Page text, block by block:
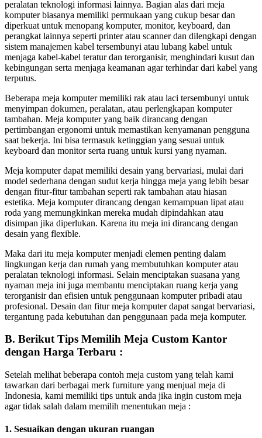
peralatan teknologi informasi lainnya. Bagian alas dari meja
komputer biasanya memiliki permukaan yang cukup besar dan
diperkuat untuk menopang komputer, monitor, keyboard, dan
perangkat lainnya seperti printer atau scanner dan dilengkapi dengan
sistem manajemen kabel tersembunyi atau lubang kabel untuk
menjaga kabel-kabel teratur dan terorganisir, menghindari kusut dan
kebingungan serta menjaga keamanan agar terhindar dari kabel yang
terputus.
Beberapa meja komputer memiliki rak atau laci tersembunyi untuk
menyimpan dokumen, peralatan, atau perlengkapan komputer
tambahan. Meja komputer yang baik dirancang dengan
pertimbangan ergonomi untuk memastikan kenyamanan pengguna
saat bekerja. Ini bisa termasuk ketinggian yang sesuai untuk
keyboard dan monitor serta ruang untuk kursi yang nyaman.
Meja komputer dapat memiliki desain yang bervariasi, mulai dari
model sederhana dengan sudut kerja hingga meja yang lebih besar
dengan fitur-fitur tambahan seperti rak tambahan atau hiasan
estetika. Meja komputer dirancang dengan kemampuan lipat atau
roda yang memungkinkan mereka mudah dipindahkan atau
disimpan jika diperlukan. Karena itu meja ini dirancang dengan
desain yang flexible.
Maka dari itu meja komputer menjadi elemen penting dalam
lingkungan kerja dan rumah yang membutuhkan komputer atau
peralatan teknologi informasi. Selain menciptakan suasana yang
nyaman meja ini juga membantu menciptakan ruang kerja yang
terorganisir dan efisien untuk penggunaan komputer pribadi atau
profesional. Desain dan fitur meja komputer dapat sangat bervariasi,
tergantung pada kebutuhan dan penggunaan pada meja komputer.
B. Berikut Tips Memilih Meja Custom Kantor
dengan Harga Terbaru :
Setelah melihat beberapa contoh meja custom yang telah kami
tawarkan dari berbagai merk furniture yang menjual meja di
Indonesia, kami memiliki tips untuk anda jika ingin custom meja
agar tidak salah dalam memilih menentukan meja :
1. Sesuaikan dengan ukuran ruangan